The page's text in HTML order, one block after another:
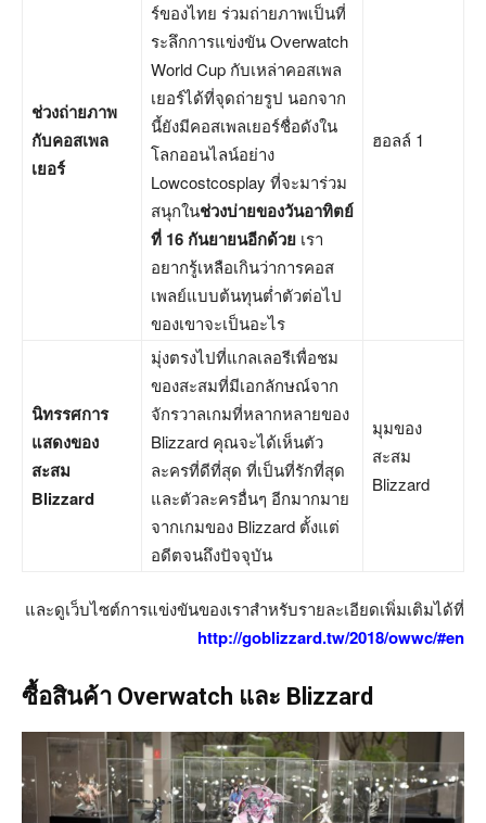
ช่วงถ่ายภาพ
กับคอสเพล
เยอร์
ร์ของไทย ร่วมถ่ายภาพเป็นที่
ระลึกการแข่งขัน Overwatch
World Cup กับเหล่าคอสเพล
เยอร์ได้ที่จุดถ่ายรูป นอกจาก
นี้ยังมีคอสเพลเยอร์ชื่อดังใน
โลกออนไลน์อย่าง
Lowcostcosplay ที่จะมาร่วม
สนุกในช่วงบ่ายของวันอาทิตย์
ที่ 16 กันยายนอีกด้วย เรา
อยากรู้เหลือเกินว่าการคอส
เพลย์แบบต้นทุนต่ำตัวต่อไป
ของเขาจะเป็นอะไร
ฮอลล์ 1
นิทรรศการ
แสดงของ
สะสม
Blizzard
มุ่งตรงไปที่แกลเลอรีเพื่อชม
ของสะสมที่มีเอกลักษณ์จาก
จักรวาลเกมที่หลากหลายของ
Blizzard คุณจะได้เห็นตัว
ละครที่ดีที่สุด ที่เป็นที่รักที่สุด
และตัวละครอื่นๆ อีกมากมาย
จากเกมของ Blizzard ตั้งแต่
อดีตจนถึงปัจจุบัน
มุมของ
สะสม
Blizzard
และดูเว็บไซต์การแข่งขันของเราสำหรับรายละเอียดเพิ่มเติมได้ที่
http://goblizzard.tw/2018/owwc/#en
ซื้อสินค้า Overwatch และ Blizzard